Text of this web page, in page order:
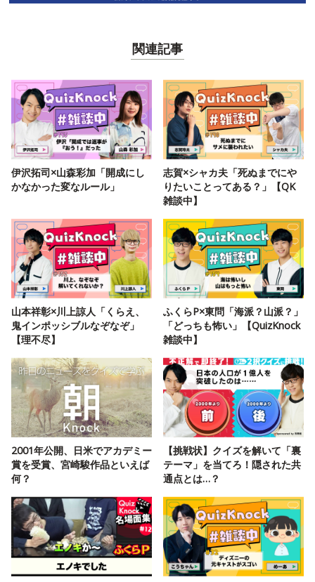
関連記事
伊沢拓司×山森彩加「開成にし
かなかった変なルール」
志賀×シャカ夫「死ぬまでにや
りたいことってある？」【QK
雑談中】
山本祥彰×川上諒人「くらえ、
鬼インポッシブルなぞなぞ」
【理不尽】
ふくらP×東問「海派？山派？」
「どっちも怖い」【QuizKnock
雑談中】
2001年公開、日米でアカデミー
賞を受賞、宮崎駿作品といえば
何？
【挑戦状】クイズを解いて「裏
テーマ」を当てろ！隠された共
通点とは…？